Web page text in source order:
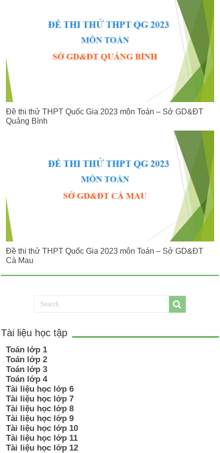
Đề thi thử THPT Quốc Gia 2023 môn Toán – Sở GD&ĐT
Quảng Bình
Đề thi thử THPT Quốc Gia 2023 môn Toán – Sở GD&ĐT
Cà Mau
Tài liệu học tập
Toán lớp 1
Toán lớp 2
Toán lớp 3
Toán lớp 4
Tài liệu học lớp 6
Tài liệu học lớp 7
Tài liệu học lớp 8
Tài liệu học lớp 9
Tài liệu học lớp 10
Tài liệu học lớp 11
Tài liệu học lớp 12